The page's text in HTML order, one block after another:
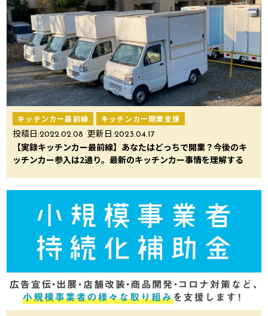
キッチンカー最前線 キッチンカー開業支援
投稿日:2022.02.08 更新日:2023.04.17
【実録キッチンカー最前線】あなたはどっちで開業？今後のキ
ッチンカー参入は2通り。最新のキッチンカー事情を理解する